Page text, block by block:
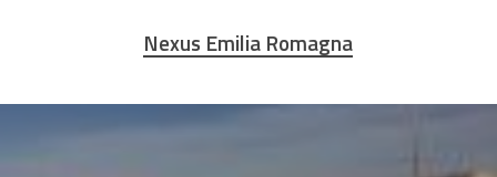
Nexus Emilia Romagna